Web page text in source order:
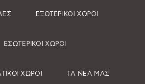
ΕΞΩΤΕΡΙΚΟΊ ΧΏΡΟΙ
ΕΣΩΤΕΡΙΚΟΊ ΧΏΡΟΙ
ΧΏΡΟΙ ΤΑ ΝΈΑ ΜΑΣ